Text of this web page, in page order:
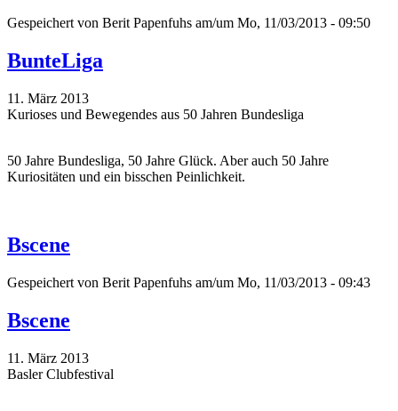
Gespeichert von Berit Papenfuhs am/um Mo, 11/03/2013 - 09:50
BunteLiga
11. März 2013
Kurioses und Bewegendes aus 50 Jahren Bundesliga
50 Jahre Bundesliga, 50 Jahre Glück. Aber auch 50 Jahre
Kuriositäten und ein bisschen Peinlichkeit.
Bscene
Gespeichert von Berit Papenfuhs am/um Mo, 11/03/2013 - 09:43
Bscene
11. März 2013
Basler Clubfestival